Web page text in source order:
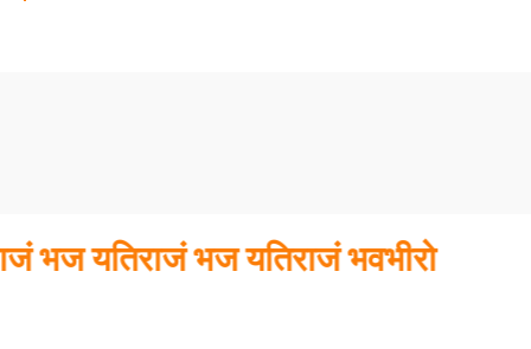
यतिराजं भज यतिराजं भवभीरो